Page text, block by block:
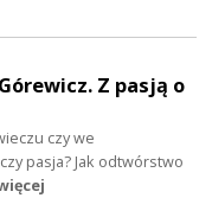
Z pasją o
czy we
pasja? Jak odtwórstwo